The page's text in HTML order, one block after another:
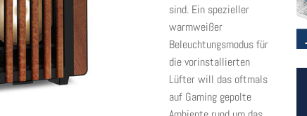
sind. Ein spezieller
warmweißer
Beleuchtungsmodus für
die vorinstallierten
Lüfter will das oftmals
auf Gaming gepolte